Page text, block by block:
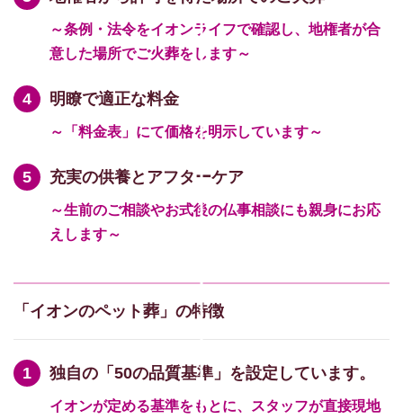
～条例・法令をイオンライフで確認し、地権者が合
意した場所でご火葬をします～
明瞭で適正な料金
～「料金表」にて価格を明示しています～
充実の供養とアフターケア
～生前のご相談やお式後の仏事相談にも親身にお応
えします～
「イオンのペット葬」の特徴
独自の「50の品質基準」を設定しています。
イオンが定める基準をもとに、スタッフが直接現地